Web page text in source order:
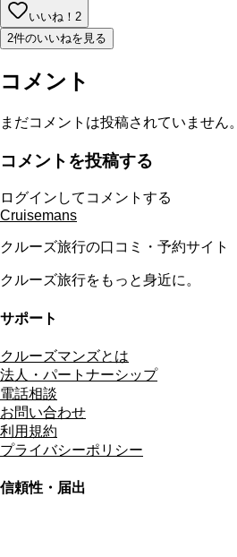
いいね！ 2
2件のいいねを見る
コメント
まだコメントは投稿されていません。
コメントを投稿する
ログインしてコメントする
Cruisemans
クルーズ旅行の口コミ・予約サイト
クルーズ旅行をもっと身近に。
サポート
クルーズマンズとは
法人・パートナーシップ
電話相談
お問い合わせ
利用規約
プライバシーポリシー
信頼性・届出